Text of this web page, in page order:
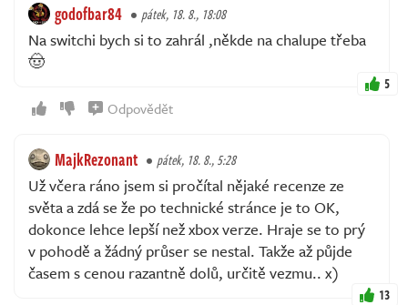
godofbar84 pátek, 18. 8., 18:08
Na switchi bych si to zahrál ,někde na chalupe třeba
🤠
5
Odpovědět
MajkRezonant pátek, 18. 8., 5:28
Už včera ráno jsem si pročítal nějaké recenze ze
světa a zdá se že po technické stránce je to OK,
dokonce lehce lepší než xbox verze. Hraje se to prý
v pohodě a žádný průser se nestal. Takže až půjde
časem s cenou razantně dolů, určitě vezmu.. x)
13